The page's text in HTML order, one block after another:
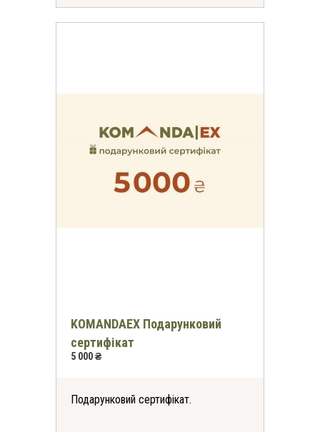
KOMANDAEX Подарунковий
сертифікат
5 000 ₴
Подарунковий сертифікат.